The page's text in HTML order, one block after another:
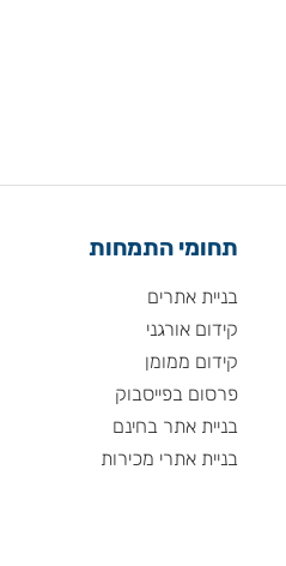
בניית אתרים
קידום אורגני
קידום ממומן
פרסום בפייסבוק
בניית אתר בחינם